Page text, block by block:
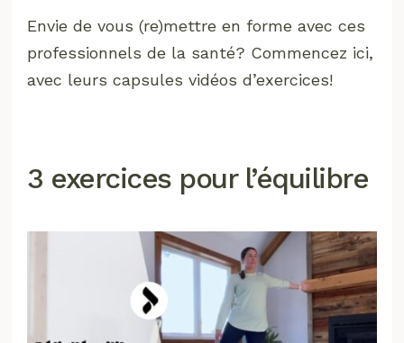
Envie de vous (re)mettre en forme avec ces
professionnels de la santé? Commencez ici,
avec leurs capsules vidéos d’exercices!
3 exercices pour l’équilibre